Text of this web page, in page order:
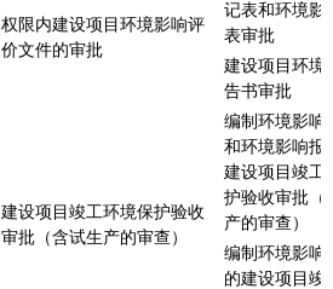
权限内建设项目环境影响评
价文件的审批
记表和环境影
表审批
建设项目环境
告书审批
建设项目竣工环境保护验收
审批（含试生产的审查）
编制环境影响
和环境影响报
建设项目竣工
护验收审批（
产的审查）
编制环境影响
的建设项目竣